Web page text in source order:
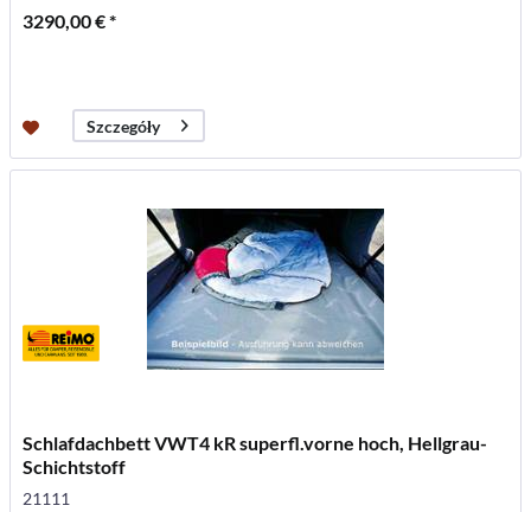
3290,00 € *
Szczegóły
Schlafdachbett VWT4 kR superfl.vorne hoch, Hellgrau-
Schichtstoff
21111